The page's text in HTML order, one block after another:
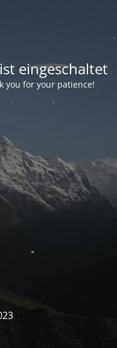
eingeschaltet
you for your patience!